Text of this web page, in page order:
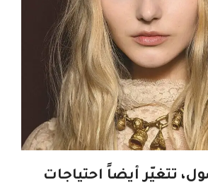
تتغيّر أيضاً احتياجات